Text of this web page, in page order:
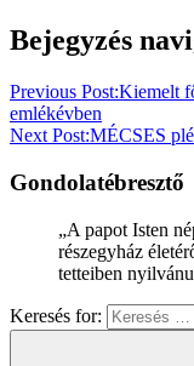
Bejegyzés
Previous Post:Kiemelt
emlékévben
Next Post:MÉCSES
Gondolatébresztő
„A papot Isten
részegyház
tetteiben
Keresés for: